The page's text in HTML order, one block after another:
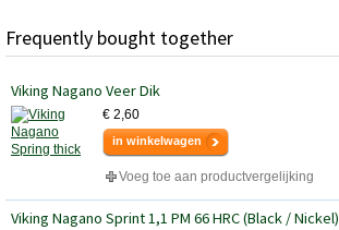
Frequently bought together
Viking Nagano Veer Dik
€ 2,60
in winkelwagen
Voeg toe aan productvergelijking
Viking Nagano Sprint 1,1 PM 66 HRC (Black / Nickel)